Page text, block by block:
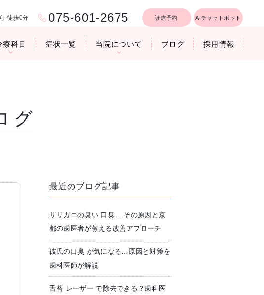
徒歩0分 075-601-2675 診療予約 AIチャットボット
療科目
一般歯科・小児歯科 予防歯科・クリーニング
症状一覧 当院について ブログ 採用情報
グ
最近のブログ記事
ザリガニの臭い 口臭 …その原因と京
都の歯医者が教える改善アプローチ
彼氏の口臭 が気になる…原因と対策を
歯科医師が解説
舌苔 レーザー で除去できる？歯科医